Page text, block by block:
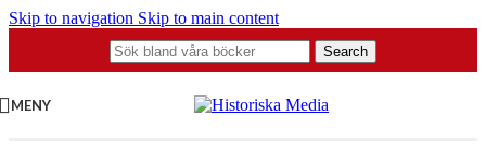
Skip to navigation Skip to main content
Search
MENY